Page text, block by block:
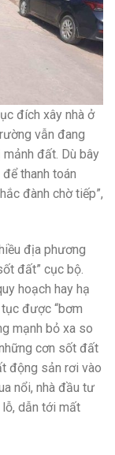
đích xây nhà ở
vẫn đang
đất. Dù bây
thanh toán
đành chờ tiếp”,
địa phương
đất” cục bộ.
hoạch hay hạ
được “bơm
mạnh bỏ xa so
cơn sốt đất
động sản rơi vào
nổi, nhà đầu tư
dẫn tới mất